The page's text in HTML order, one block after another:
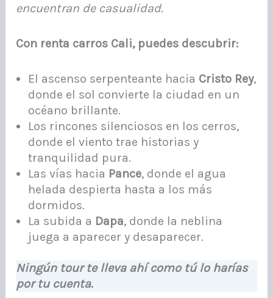
encuentran de casualidad.
Con renta carros Cali, puedes descubrir:
El ascenso serpenteante hacia Cristo Rey,
donde el sol convierte la ciudad en un
océano brillante.
Los rincones silenciosos en los cerros,
donde el viento trae historias y
tranquilidad pura.
Las vías hacia Pance, donde el agua
helada despierta hasta a los más
dormidos.
La subida a Dapa, donde la neblina
juega a aparecer y desaparecer.
Ningún tour te lleva ahí como tú lo harías
por tu cuenta.